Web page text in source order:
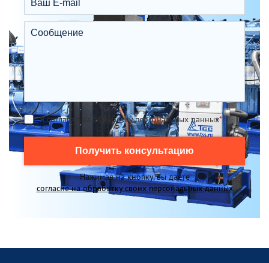
Я согласен на обработку персональных данных*
Получить консультацию
Нажимая на кнопку, вы даете
согласие на обработку своих персональных данных